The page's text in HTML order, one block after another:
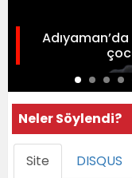
Neler Söylendi?
Site DISQUS